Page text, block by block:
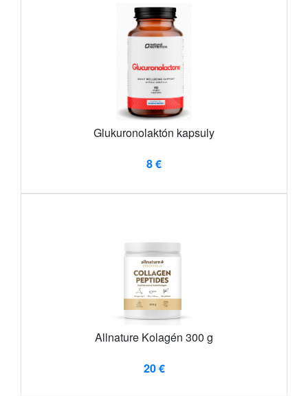
Glukuronolaktón kapsuly
8 €
Allnature Kolagén 300 g
20 €